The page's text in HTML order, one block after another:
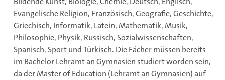
Evangelische Religion, Französisch, Geografie, Geschichte,
Griechisch, Informatik, Latein, Mathematik, Musik,
Philosophie, Physik, Russisch, Sozialwissenschaften,
Spanisch, Sport und Türkisch. Die Fächer müssen bereits
im Bachelor Lehramt an Gymnasien studiert worden sein,
da der Master of Education (Lehramt an Gymnasien) auf